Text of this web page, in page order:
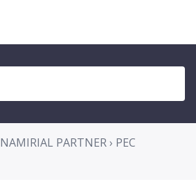
NAMIRIAL PARTNER › PEC